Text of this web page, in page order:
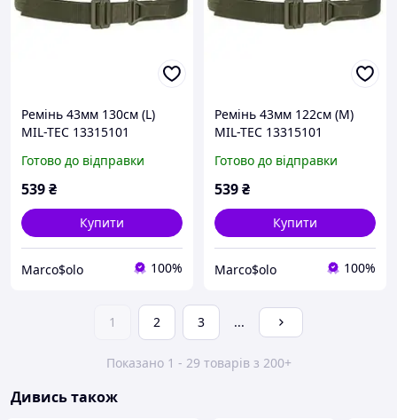
Ремінь 43мм 130см (L)
MIL-TEC 13315101
Готово до відправки
539₴
Купити
Marco$olo 100%
Ремінь 43мм 122см (M)
MIL-TEC 13315101
Готово до відправки
539₴
Купити
Marco$olo 100%
1 2 3 ...
Показано 1 - 29 товарів з 200+
Дивись також